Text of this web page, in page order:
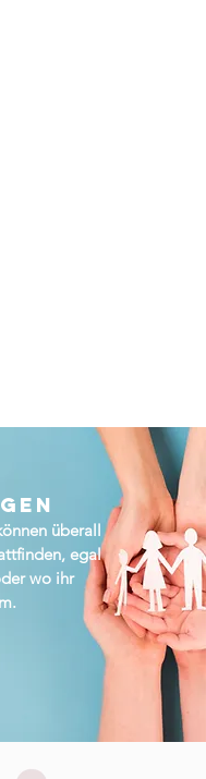
überall
egal
wo ihr